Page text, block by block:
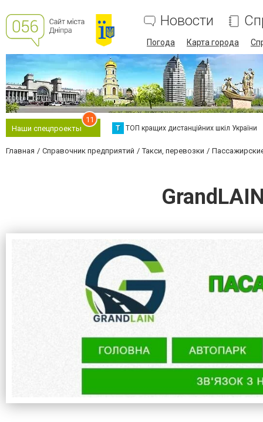
Новости
Погода Карта города
Наши спецпроекты
11
Т ТОП кращих дистанційних шкіл України
Главная Справочник предприятий Такси, перевозки